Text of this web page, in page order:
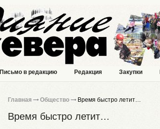
Письмо в редакцию Редакция Закупки
Главная Общество Время быстро летит…
Время быстро летит…